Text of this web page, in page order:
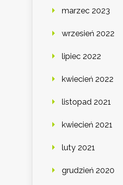
marzec 2023
wrzesień 2022
lipiec 2022
kwiecień 2022
listopad 2021
kwiecień 2021
luty 2021
grudzień 2020